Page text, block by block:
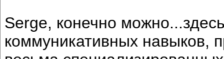
Serge, конечно
коммуникативных навыков,